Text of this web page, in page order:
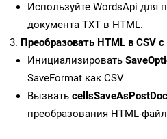
Используйте WordsApi для
документа TXT в HTML.
Преобразовать HTML в CSV
Инициализировать
SaveFormat как CSV
Вызвать
преобразования HTML-